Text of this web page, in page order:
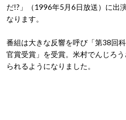
だ!?」（1996年5月6日放送）に出
なります。
番組は大きな反響を呼び「第38回
官賞受賞」を受賞。米村でんじろ
られるようになりました。